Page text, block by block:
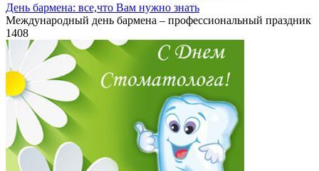
День бармена: все,что Вам нужно знать
Международный день бармена – профессиональный праздник
1408